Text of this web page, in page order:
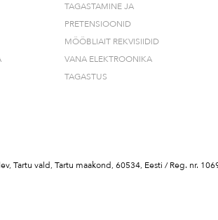
TAGASTAMINE JA
PRETENSIOONID
MÖÖBLIAIT REKVISIIDID
VANA ELEKTROONIKA
TAGASTUS
Tartu vald, Tartu maakond, 60534, Eesti / Reg. nr.